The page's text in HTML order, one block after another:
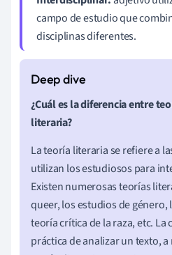
campo de estudio que
disciplinas diferentes.
¿Cuál es la diferencia entre
literaria?
La teoría literaria se refiere a
utilizan los estudiosos para
Existen numerosas teorías
queer, los estudios de
teoría crítica de la raza, etc. La
práctica de analizar un texto,